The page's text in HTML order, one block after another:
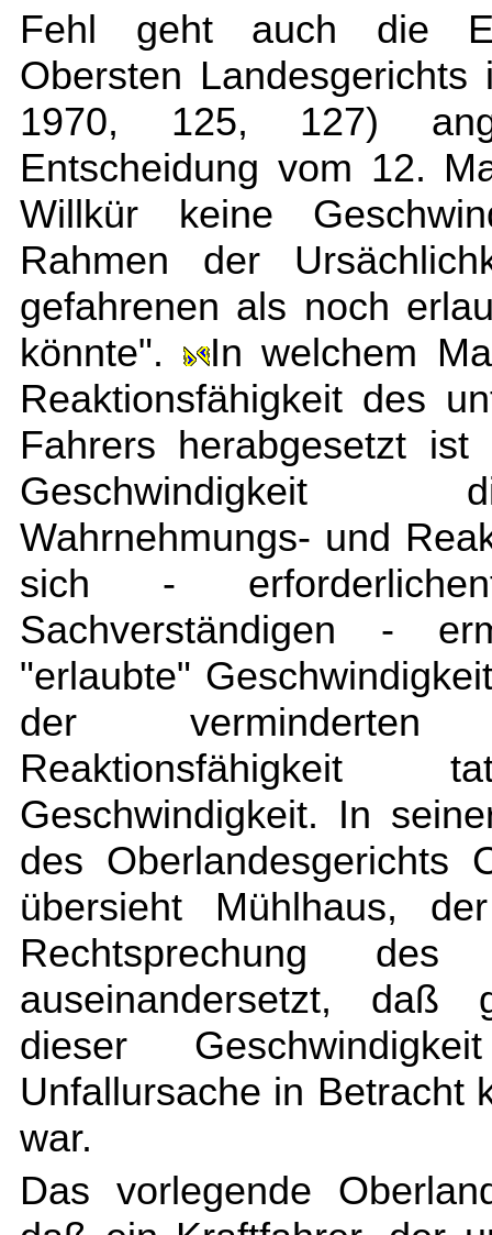
Fehl geht auch die
Obersten
1970, 125, 127)
Entscheidung vom 12.
Willkür keine
Rahmen der
gefahrenen als noch
könnte".
In welchem
Reaktionsfähigkeit des
Fahrers herabgesetzt
Geschwindigkeit
Wahrnehmungs- und
sich -
Sachverständigen -
"erlaubte"
der verminderten
Reaktionsfähigkeit
Geschwindigkeit. In
des Oberlandesgerichts
übersieht Mühlhaus,
Rechtsprechung des
auseinandersetzt, daß
dieser
Unfallursache in Betracht
war.
Das vorlegende